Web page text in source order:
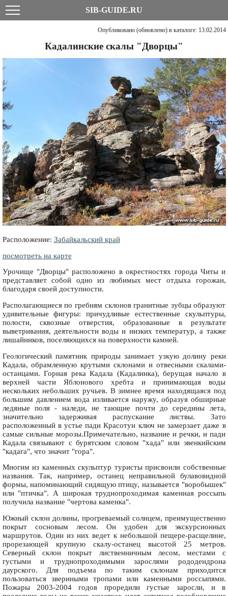
SIB-GUIDE.RU
Опубликовано (обновлено) в каталоге: 13.02.2014
Кадалинские скалы "Дворцы"
Расположение: Забайкальский край
посмотреть на карте
Урочище "Дворцы" расположено в окрестностях города Читы и
представляет собой одно из любимых мест отдыха горожан,
благодаря своей доступности.
Располагающиеся по гребням склонов гранитные зубцы образуют
удивительные фигуры: причудливые естественные скульптуры,
полости, сквозные отверстия, образованные в результате
выветривания, деятельности воды и низких температур, а также
лишайников, поселяющихся на поверхности камней.
Геологический памятник природы занимает узкую долину реки
Кадала, обрамленную крутыми склонами и отвесными скалами-
останцами. Горная река Кадала (Кадалинка), берущая начало в
верхней части Яблонового хребта и принимающая воды
нескольких небольших ручьев. В зимнее время находящаяся под
большим давлением вода изливается наружу, образуя обширные
ледяные поля - наледи, не тающие почти до середины лета,
значительно задерживая распускание листвы. Зато
расположенный в устье пади Красотун ключ не замерзает даже в
самые сильные морозы.Примечательно, название и речки, и пади
Кадала связывают с бурятским словом "хада" или эвенкийским
"кадага", что значит "гора".
Многим из каменных скульптур туристы присвоили собственные
названия. Так, например, останец неправильной булавовидной
формы, напоминающий сидящую птицу, называется "воробышек"
или "птичка". А широкая труднопроходимая каменная россыпь
получила название "чертова каменка".
Южный склон долины, прогреваемый солнцем, преимущественно
покрыт сосновым лесом. Он удобен для экскурсионных
маршрутов. Один из них ведет к небольшой пещере-расщелине,
прорезающей крупную скалу-останец высотой 25 метров.
Северный склон покрыт лиственничным лесом, местами с
густыми и труднопроходимыми зарослями рододендрона
даурского. Для подъема по таким склонам приходится
пользоваться звериными тропами или каменными россыпями.
Пожары 2003-2004 годов проредили густые заросли, и в